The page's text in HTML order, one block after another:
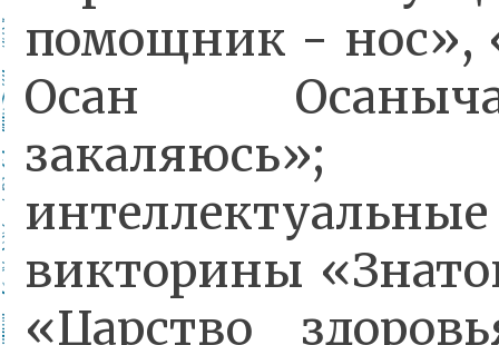
помощник - нос»,
Осан
закаляюсь»;
интеллектуальные
викторины
«Царство